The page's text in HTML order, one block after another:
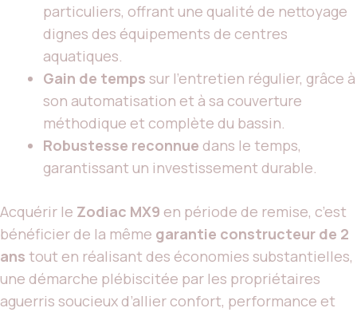
particuliers, offrant une qualité de nettoyage
dignes des équipements de centres
aquatiques.
Gain de temps sur l’entretien régulier, grâce à
son automatisation et à sa couverture
méthodique et complète du bassin.
Robustesse reconnue dans le temps,
garantissant un investissement durable.
Acquérir le Zodiac MX9 en période de remise, c’est
bénéficier de la même garantie constructeur de 2
ans tout en réalisant des économies substantielles,
une démarche plébiscitée par les propriétaires
aguerris soucieux d’allier confort, performance et